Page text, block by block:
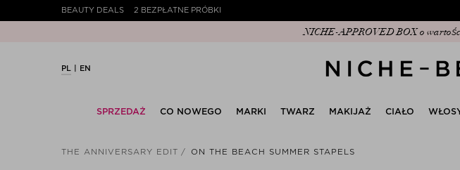
BEAUTY DEALS 2 BEZPŁATNE PRÓBKI
Odkryj naszą nową
PL EN
SPRZEDAŻ CO NOWEGO MARKI TWARZ MAKIJAŻ CIAŁO
THE ANNIVERSARY EDIT ON THE BEACH SUMMER STAPELS